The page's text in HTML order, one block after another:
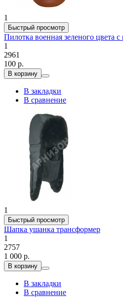
1
Быстрый просмотр
Пилотка военная зеленого цвета с
1
2961
100 р.
В корзину
В закладки
В сравнение
1
Быстрый просмотр
Шапка ушанка трансформер
1
2757
1 000 р.
В корзину
В закладки
В сравнение